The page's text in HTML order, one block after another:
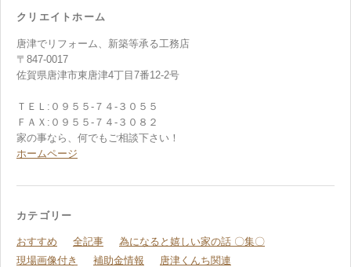
クリエイトホーム
唐津でリフォーム、新築等承る工務店
〒847-0017
佐賀県唐津市東唐津4丁目7番12-2号
ＴＥＬ:０９５５-７４-３０５５
ＦＡＸ:０９５５-７４-３０８２
家の事なら、何でもご相談下さい！
ホームページ
カテゴリー
おすすめ 全記事
為になると嬉しい家の話 〇集〇
現場画像付き
補助金情報 唐津くんち関連